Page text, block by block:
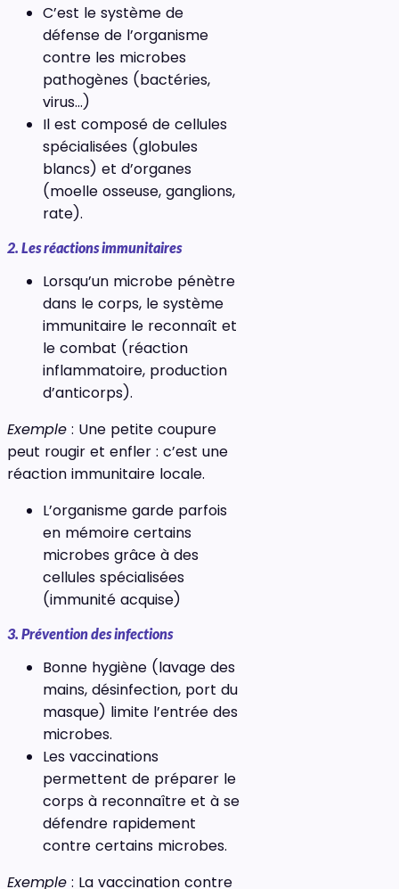
C’est le système de
défense de l’organisme
contre les microbes
pathogènes (bactéries,
virus…)
Il est composé de cellules
spécialisées (globules
blancs) et d’organes
(moelle osseuse, ganglions,
rate).
2. Les réactions immunitaires
Lorsqu’un microbe pénètre
dans le corps, le système
immunitaire le reconnaît et
le combat (réaction
inflammatoire, production
d’anticorps).
Exemple : Une petite coupure
peut rougir et enfler : c’est une
réaction immunitaire locale.
L’organisme garde parfois
en mémoire certains
microbes grâce à des
cellules spécialisées
(immunité acquise)
3. Prévention des infections
Bonne hygiène (lavage des
mains, désinfection, port du
masque) limite l’entrée des
microbes.
Les vaccinations
permettent de préparer le
corps à reconnaître et à se
défendre rapidement
contre certains microbes.
Exemple : La vaccination contre